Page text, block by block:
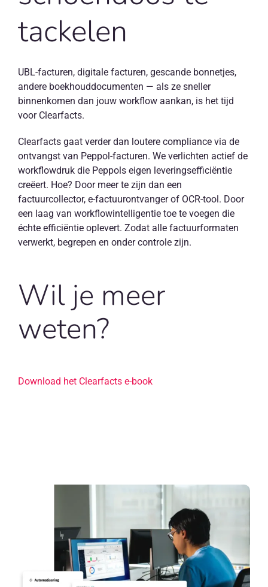
tackelen
UBL-facturen, digitale facturen, gescande bonnetjes,
andere boekhouddocumenten — als ze sneller
binnenkomen dan jouw workflow aankan, is het tijd
voor Clearfacts.
Clearfacts gaat verder dan loutere compliance via de
ontvangst van Peppol-facturen. We verlichten actief de
workflowdruk die Peppols eigen leveringsefficiëntie
creëert. Hoe? Door meer te zijn dan een
factuurcollector, e-factuurontvanger of OCR-tool. Door
een laag van workflowintelligentie toe te voegen die
échte efficiëntie oplevert. Zodat alle factuurformaten
verwerkt, begrepen en onder controle zijn.
Wil je meer
weten?
Download het Clearfacts e-book